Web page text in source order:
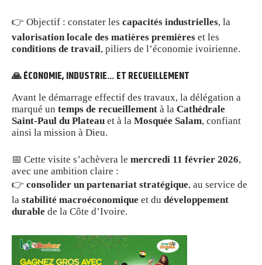
👉 Objectif : constater les capacités industrielles, la
valorisation locale des matières premières et les
conditions de travail, piliers de l’économie ivoirienne.
🙏 ÉCONOMIE, INDUSTRIE… ET RECUEILLEMENT
Avant le démarrage effectif des travaux, la délégation a
marqué un temps de recueillement à la Cathédrale
Saint-Paul du Plateau et à la Mosquée Salam, confiant
ainsi la mission à Dieu.
📅 Cette visite s’achèvera le mercredi 11 février 2026,
avec une ambition claire :
👉 consolider un partenariat stratégique, au service de
la stabilité macroéconomique et du développement
durable de la Côte d’Ivoire.